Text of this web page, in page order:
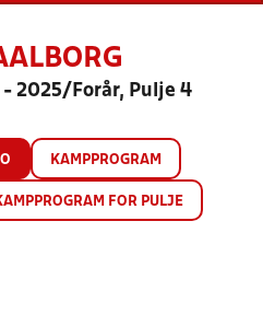
- 2025/Forår, Pulje 4
KAMPPROGRAM
FOR PULJE